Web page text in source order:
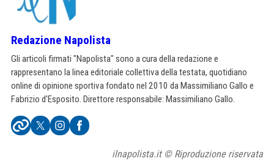
Redazione Napolista
Gli articoli firmati "Napolista" sono a cura della redazione e
rappresentano la linea editoriale collettiva della testata, quotidiano
online di opinione sportiva fondato nel 2010 da Massimiliano Gallo e
Fabrizio d'Esposito. Direttore responsabile: Massimiliano Gallo.
ilnapolista.it © Riproduzione riservata